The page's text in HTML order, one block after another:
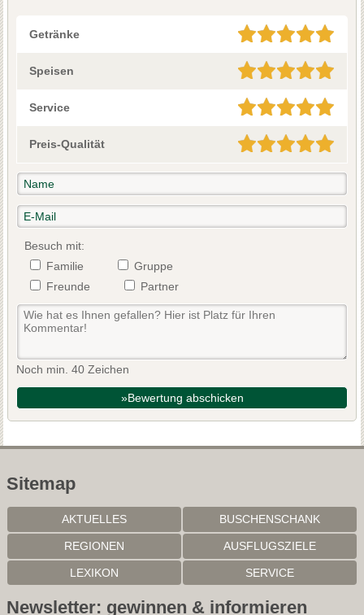
Getränke
Speisen
Service
Preis-Qualität
Besuch mit:
Familie
Gruppe
Freunde
Partner
Noch min. 40 Zeichen
»Bewertung abschicken
Sitemap
AKTUELLES BUSCHENSCHANK
REGIONEN AUSFLUGSZIELE
LEXIKON SERVICE
Newsletter: gewinnen & informieren